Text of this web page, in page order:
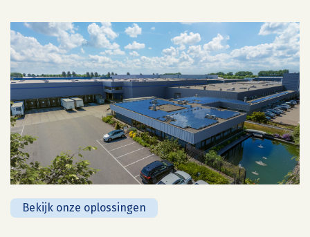
Bekijk onze oplossingen